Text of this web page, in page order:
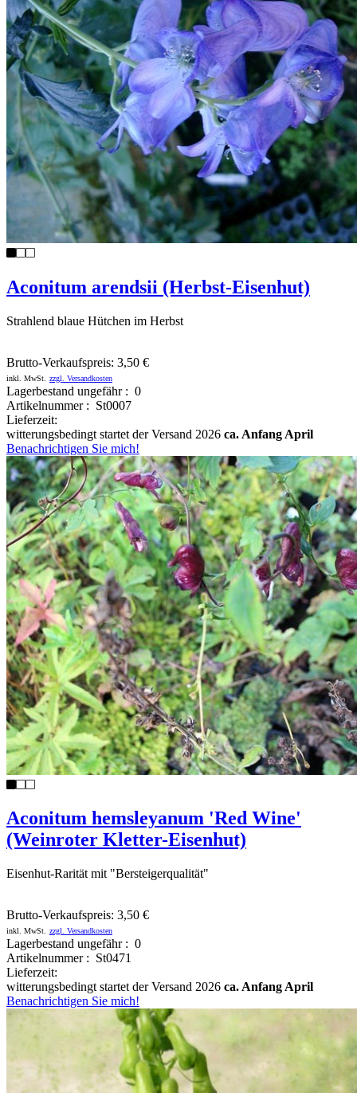
Aconitum arendsii (Herbst-Eisenhut)
Strahlend blaue Hütchen im Herbst
Brutto-Verkaufspreis: 3,50 €
inkl. MwSt. zzgl. Versandkosten
Lagerbestand ungefähr : 0
Artikelnummer : St0007
Lieferzeit:
witterungsbedingt startet der Versand 2026 ca. Anfang April
Benachrichtigen Sie mich!
Aconitum hemsleyanum 'Red Wine'
(Weinroter Kletter-Eisenhut)
Eisenhut-Rarität mit "Bersteigerqualität"
Brutto-Verkaufspreis: 3,50 €
inkl. MwSt. zzgl. Versandkosten
Lagerbestand ungefähr : 0
Artikelnummer : St0471
Lieferzeit:
witterungsbedingt startet der Versand 2026 ca. Anfang April
Benachrichtigen Sie mich!